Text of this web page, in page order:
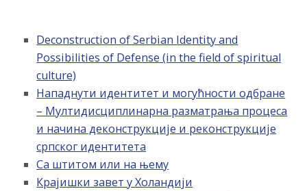
Deconstruction of Serbian Identity and
Possibilities of Defense (in the field of spiritual
culture)
Нападнути идентитет и могућности одбране
– Мултидисциплинарна разматрања процеса
и начина деконструкције и реконструкције
српског идентитета
Са штитом или на њему
Крајишки завет у Холандији